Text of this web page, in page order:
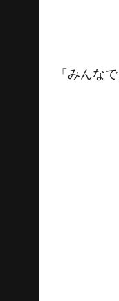
「みんな